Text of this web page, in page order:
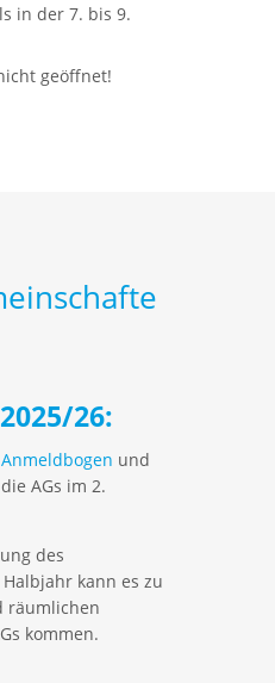
in der 7. bis 9.
geöffnet!
26:
Anmeldbogen und
AGs im 2.
des
kann es zu
räumlichen
kommen.